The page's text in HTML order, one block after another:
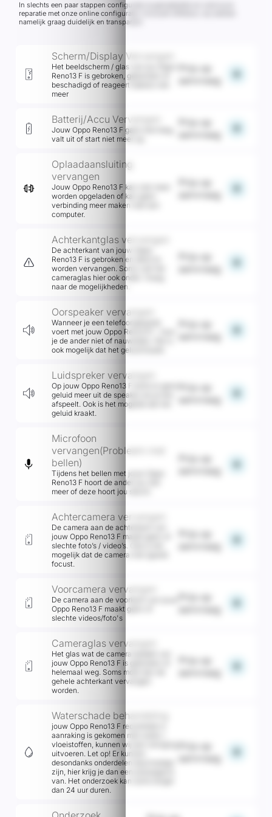
In slechts een paar stappen configureer je gemakkelijk en snel jouw
reparatie met onze online configurator inclusief offertool, wij werken
namelijk graag duidelijk en transparant
Scherm/Display Vervangen
Het beeldscherm / glas van jou Oppo
Reno13 F is gebroken, gebarsten of
beschadigd of reageert (deels) niet
meer
aanvraag
add
Batterij/Accu Vervangen
Jouw Oppo Reno13 F gaat snel leeg,
valt uit of start niet meer op.
aanvraag
add
Oplaadaansluiting
vervangen
Jouw Oppo Reno13 F kan niet meer
worden opgeladen of kan geen
verbinding meer maken met een
computer.
aanvraag
add
Achterkantglas vervangen
De achterkant van jouw Oppo
Reno13 F is gebroken en dient te
worden vervangen. Soms valt het
cameraglas hier ook onder. Vraag
naar de mogelijkheden.
Prijs op
aanvraag
add
Oorspeaker vervangen
Wanneer je een telefoongesprek
voert met jouw Oppo Reno13 F , hoor
je de ander niet of nauwelijks. Het is
ook mogelijk dat het geluid kraakt.
aanvraag
add
Luidspreker vervangen
Op jouw Oppo Reno13 F komt er geen
geluid meer uit de speaker als je iets
afspeelt. Ook is het mogelijk dat het
geluid kraakt.
aanvraag
add
Microfoon
vervangen(Probleem met
bellen)
Tijdens het bellen met jouw Oppo
Reno13 F hoort de ander jou niet
meer of deze hoort jou slecht.
Prijs op
aanvraag
add
Achtercamera vervangen
De camera aan de achterkant van
jouw Oppo Reno13 F maakt geen of
slechte foto’s / video’s. Ook is het
mogelijk dat de camera niet (goed)
focust.
Prijs op
aanvraag
add
Voorcamera vervangen
De camera aan de voorkant van jouw
Oppo Reno13 F maakt geen of
slechte videos/foto's
Prijs op
aanvraag
add
Cameraglas vervangen
Het glas wat de camera bedekt van
jouw Oppo Reno13 F is gebroken of
helemaal weg. Soms moet dan de
gehele achterkant vervangen
worden.
Prijs op
aanvraag
add
Waterschade behandeling
jouw Oppo Reno13 F recentelijk in
aanraking is gekomen met water /
vloeistoffen, kunnen wij een reiniging
uitvoeren. Let op! Er kunnen
desondanks onderdelen beschadigd
zijn, hier krijg je dan een prijsopgave
van. Het onderzoek kan soms langer
dan 24 uur duren.
aanvraag
add